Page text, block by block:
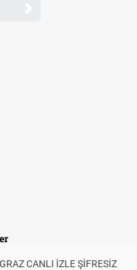
CANLI İZLE ŞİFRESİZ